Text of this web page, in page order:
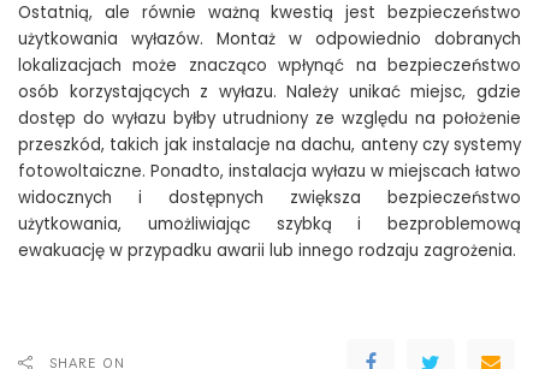
Ostatnią, ale równie ważną kwestią jest bezpieczeństwo
użytkowania wyłazów. Montaż w odpowiednio dobranych
lokalizacjach może znacząco wpłynąć na bezpieczeństwo
osób korzystających z wyłazu. Należy unikać miejsc, gdzie
dostęp do wyłazu byłby utrudniony ze względu na położenie
przeszkód, takich jak instalacje na dachu, anteny czy systemy
fotowoltaiczne. Ponadto, instalacja wyłazu w miejscach łatwo
widocznych i dostępnych zwiększa bezpieczeństwo
użytkowania, umożliwiając szybką i bezproblemową
ewakuację w przypadku awarii lub innego rodzaju zagrożenia.
SHARE ON